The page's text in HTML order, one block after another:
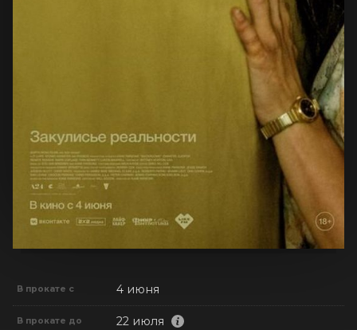
В прокате с 4 июня
В прокате до 22 июля